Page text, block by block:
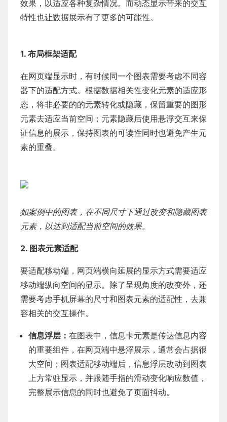
效果，以适应各种复杂情况。而动态显示带来的交互
特性也让数据展示有了更多的可能性。
1. 布局框架适配
在网页端显示时，有时候同一个图表需要考虑不同容
器下的适配方式。根据数据相关性变化元素的适应形
态，将非必要的的元素转化或隐藏，保留重要的图形
元素去适应当前空间；元素隐藏后使用悬浮交互来保
证信息的展示，保持图表的可读性同时也避免产生元
素的重叠。
如案例中的图表，在不同尺寸下通过改变和隐藏图表
元素，以达到适配当前空间的效果。
2. 图表元素适配
要适配移动端，网页端横向延展的显示方式需要适应
移动端纵向空间的显示。除了呈现角度的改变外，还
需要考虑手机屏幕的尺寸和图表元素的适配性，去兼
容相关的交互操作。
信息浮层： 在图表中，信息卡元素是传达信息内容
的重要组件，在网页端中悬浮展示，通常会占据很
大空间；图表适配移动端后，信息浮层改动到图表
上方常驻显示，并跟随手指的滑动变化响应数值，
完整展示信息的同时也避免了页面抖动。